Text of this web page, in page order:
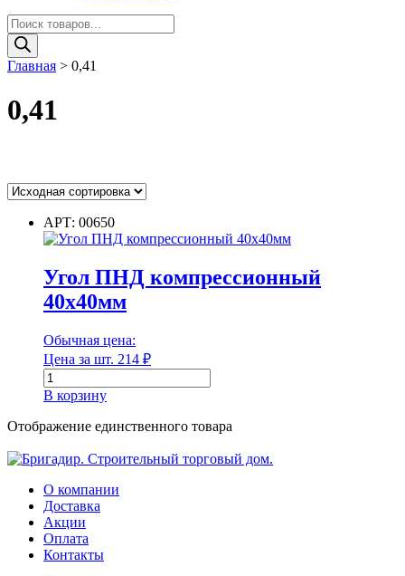
Поиск
товаров
Главная > 0,41
0,41
Цвет
Диаметр
Диаметр
Диаметр наружный
Диаметр наружный
Диаметр внутренний
АРТ: 00650
Угол ПНД компрессионный
40х40мм
Обычная цена:
Цена за шт. 214 ₽
Количество
товара
Угол
ПНД
40х40мм
В корзину
Отображение единственного товара
О компании
Доставка
Акции
Оплата
Контакты